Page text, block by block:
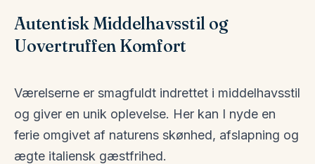
Autentisk Middelhavsstil og
Uovertruffen Komfort
Værelserne er smagfuldt indrettet i middelhavsstil
og giver en unik oplevelse. Her kan I nyde en
ferie omgivet af naturens skønhed, afslapning og
ægte italiensk gæstfrihed.